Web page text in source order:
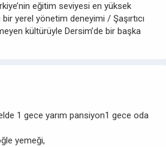
eğitim seviyesi en yüksek
yerel yönetim deneyimi / Şaşırtıcı
kültürüyle Dersim’de bir başka
1 gece yarım pansiyon1 gece oda
yemeği,